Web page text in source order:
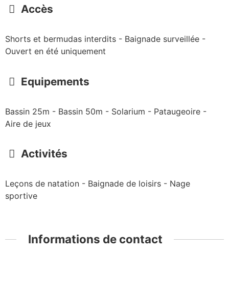
Accès
Shorts et bermudas interdits - Baignade surveillée -
Ouvert en été uniquement
Equipements
Bassin 25m - Bassin 50m - Solarium - Pataugeoire -
Aire de jeux
Activités
Leçons de natation - Baignade de loisirs - Nage
sportive
Informations de contact